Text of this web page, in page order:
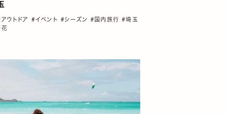
ウトドア #イベント #シーズン#国内旅行#埼玉